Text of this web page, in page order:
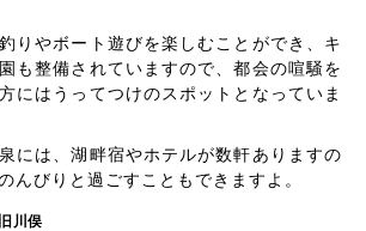
りやボート遊びを楽しむことができ、キ
も整備されていますので、都会の喧騒を
にはうってつけのスポットとなっていま
には、湖畔宿やホテルが数軒ありますの
んびりと過ごすこともできますよ。
川俣